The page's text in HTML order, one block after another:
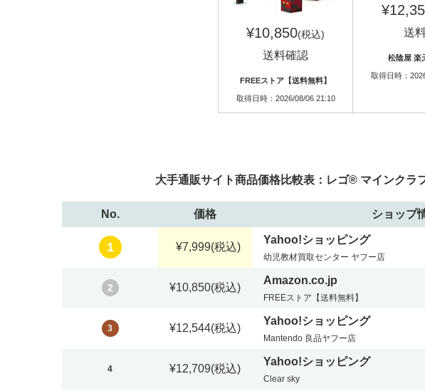
¥10,850(税込)
送料確認
FREEストア【送料無料】
取得日時：2026/08/06 21:10
送
松陰屋 楽
取得日時：
大手通販サイト商品価格比較表：レゴ® マインクラ
No. 価格 ショップ
1 ¥7,999(税込)
Yahoo!ショッピング
幼児教材買取センター ヤフー店
2 ¥10,850(税込)
Amazon.co.jp
FREEストア【送料無料】
3 ¥12,544(税込)
Yahoo!ショッピング
Mantendo 良品ヤフー店
4 ¥12,709(税込)
Yahoo!ショッピング
Clear sky